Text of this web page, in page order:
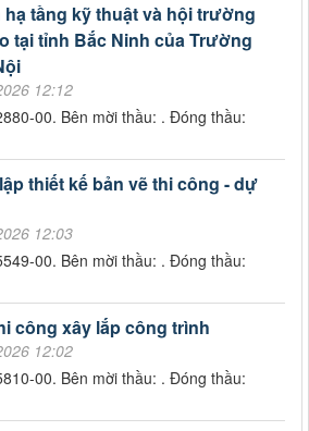
tầng kỹ thuật và hội trường
tại tỉnh Bắc Ninh của Trường
12:12
00. Bên mời thầu: . Đóng thầu:
thiết kế bản vẽ thi công - dự
12:03
00. Bên mời thầu: . Đóng thầu:
công xây lắp công trình
12:02
00. Bên mời thầu: . Đóng thầu: